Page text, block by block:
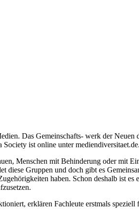
Das Gemeinschafts- werk der Neuen
ist online unter mediendiversitaet.de.
Menschen mit Behinderung oder mit
diese Gruppen und doch gibt es
haben. Schon deshalb ist es
erklären Fachleute erstmals speziell